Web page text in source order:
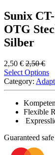
Sunix
OTG
Silber
2,50 € 2,50€
Select Options
Category:
Flexible
Guaranteed safe